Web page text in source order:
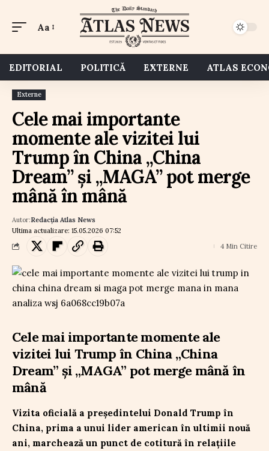
Aa
EDITORIAL POLITICĂ EXTERNE ATLAS
Externe
Cele mai importante
momente ale vizitei lui
Trump în China „China
Dream” și „MAGA” pot merge
mână în mână
Ultima actualizare: 15.05.2026 07:52
Autor:Redacția Atlas News
4 Min Citire
Cele mai importante momente ale
vizitei lui Trump în China „China
Dream” și „MAGA” pot merge mână în
mână
Vizita oficială a președintelui Donald Trump în
China, prima a unui lider american în ultimii nouă
ani, marchează un punct de cotitură în relațiile